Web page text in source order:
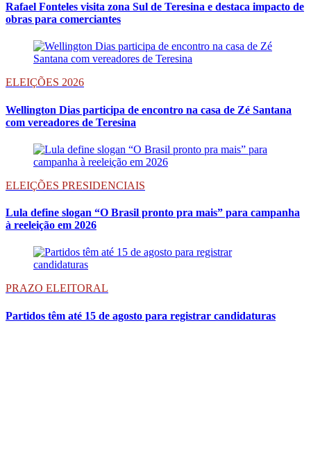
Rafael Fonteles visita zona Sul de Teresina e destaca impacto de
obras para comerciantes
ELEIÇÕES 2026
Wellington Dias participa de encontro na casa de Zé Santana
com vereadores de Teresina
ELEIÇÕES PRESIDENCIAIS
Lula define slogan “O Brasil pronto pra mais” para campanha
à reeleição em 2026
PRAZO ELEITORAL
Partidos têm até 15 de agosto para registrar candidaturas